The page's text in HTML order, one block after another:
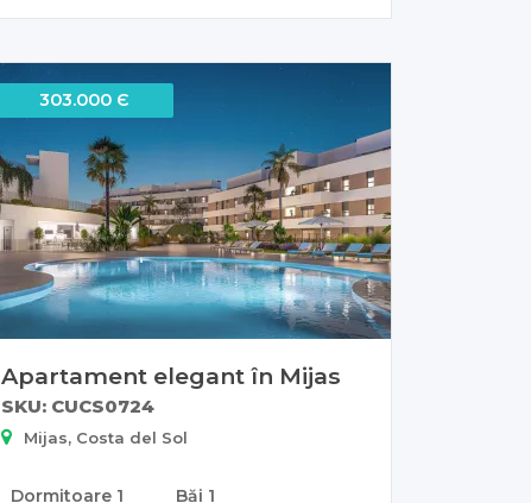
303.000 Є
Apartament elegant în Mijas
SKU: CUCS0724
Mijas, Costa del Sol
Dormitoare 1 Băi 1